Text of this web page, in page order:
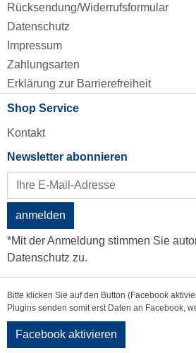
Rücksendung/Widerrufsformular
Datenschutz
Impressum
Zahlungsarten
Erklärung zur Barrierefreiheit
Shop Service
Kontakt
Newsletter abonnieren
anmelden
*Mit der Anmeldung stimmen Sie
Datenschutz zu.
Bitte klicken Sie auf den Button (Facebook
Plugins senden somit erst Daten an Facebook,
Facebook aktivieren